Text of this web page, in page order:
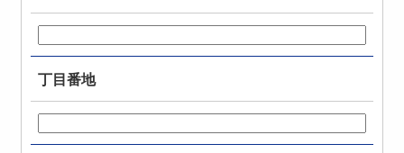
丁目番地